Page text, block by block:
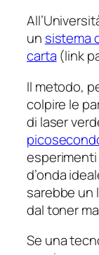
un sistema
carta (link
Il metodo,
colpire le
di laser
d’onda
sarebbe un
dal toner
Se una